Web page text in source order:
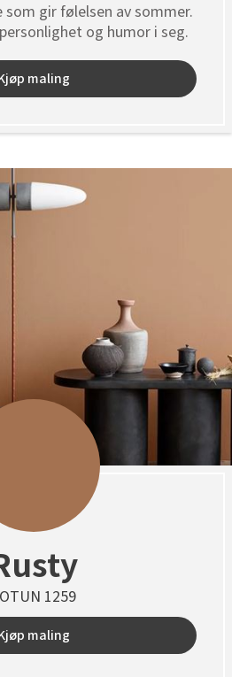
som gir følelsen av sommer.
og humor i seg.
maling
1259
maling